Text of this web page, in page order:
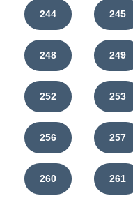
244 245
248 249
252 253
256 257
260 261